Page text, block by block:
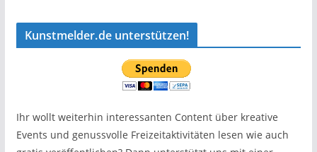
Kunstmelder.de unterstützen!
Ihr wollt weiterhin interessanten Content über kreative
Events und genussvolle Freizeitaktivitäten lesen wie auch